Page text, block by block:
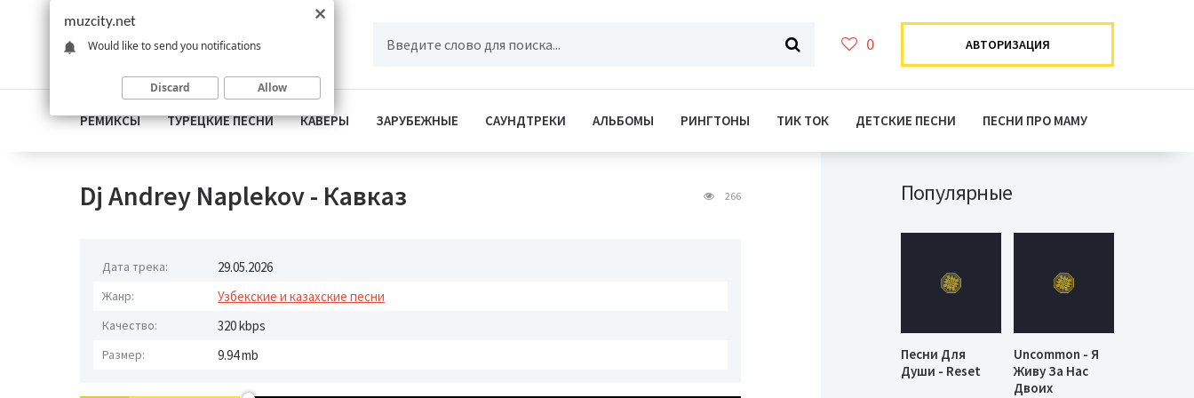
0 АВТОРИЗАЦИЯ
РЕМИКСЫ ТУРЕЦКИЕ ПЕСНИ КАВЕРЫ ЗАРУБЕЖНЫЕ САУНДТРЕКИ АЛЬБОМЫ РИНГТОНЫ ТИК ТОК ДЕТСКИЕ ПЕСНИ ПЕСНИ ПРО МАМУ
Dj Andrey Naplekov - Кавказ 266
Дата трека: 29.05.2026
Жанр: Узбекские и казахские песни
Качество: 320 kbps
Размер: 9.94 mb
Популярные
Песни Для
Души - Reset
Uncommon - Я
Живу За Нас
Двоих
muzcity.net
Would like to send you notifications
Discard Allow